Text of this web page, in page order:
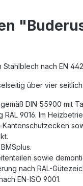
nach EN
über vier
DIN 55900 mit
9016. Im
sowie
nach RAL-
EN-ISO 9001.